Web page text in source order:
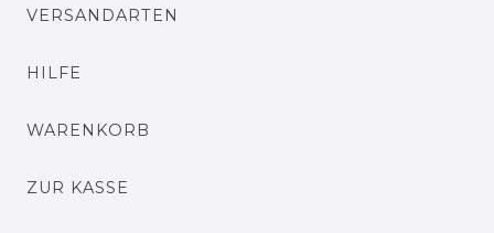
VERSANDARTEN
HILFE
WARENKORB
ZUR KASSE